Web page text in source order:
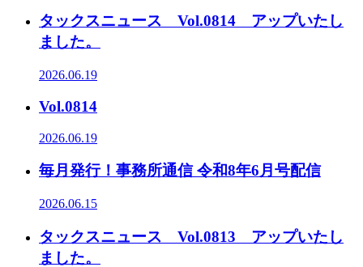
タックスニュース Vol.0814 アップいたし
ました。
2026.06.19
Vol.0814
2026.06.19
毎月発行！事務所通信 令和8年6月号配信
2026.06.15
タックスニュース Vol.0813 アップいたし
ました。